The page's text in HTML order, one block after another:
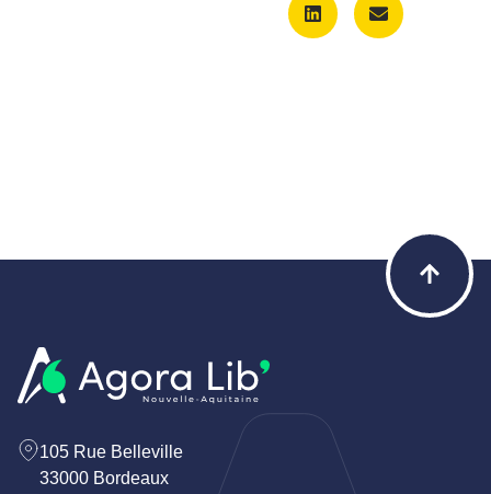
105 Rue Belleville
33000 Bordeaux